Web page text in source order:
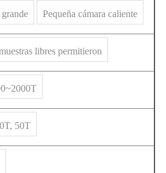
Pequeña cámara caliente
libres permitieron
50T